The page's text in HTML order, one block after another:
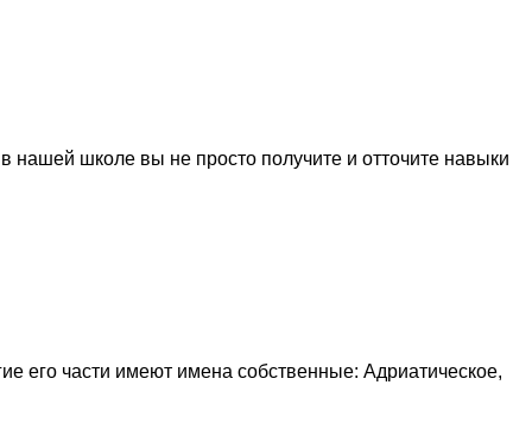
школе вы не просто получите и отточите навыки
его части имеют имена собственные: Адриатическое,